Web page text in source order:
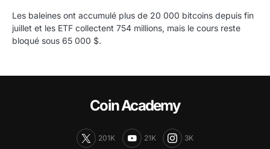
Les baleines ont accumulé plus de 20 000 bitcoins depuis fin
juillet et les ETF collectent 754 millions, mais le cours reste
bloqué sous 65 000 $.
Coin Academy
201K 21K 3K